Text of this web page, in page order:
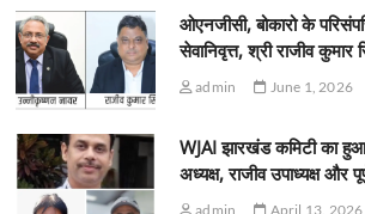
ओएनजीसी, बोकारो के
सेवानिवृत्त, श्री राजीव कुमार
admin June 1, 2026
WJAI झारखंड कमिटी का
अध्यक्ष, राजीव उपाध्यक्ष और
admin April 13, 2026